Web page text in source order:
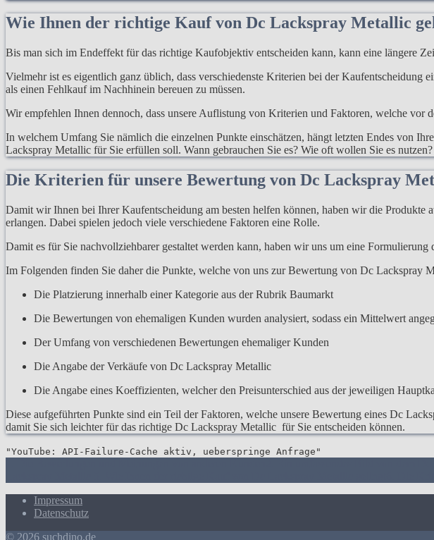
Wie Ihnen der richtige Kauf von Dc Lackspray Metallic
Bis man sich im Endeffekt für das richtige Kaufobjektiv entscheiden kann, kann eine längere
Vielmehr ist es eigentlich ganz üblich, dass verschiedenste Kriterien bei der Kaufentscheidung
als einen Fehlkauf im Nachhinein bereuen zu müssen.
Wir empfehlen Ihnen dennoch, dass unsere Auflistung von Kriterien und Faktoren, welche
In welchem Umfang Sie nämlich die einzelnen Punkte einschätzen, hängt letzten Endes von
Lackspray Metallic für Sie erfüllen soll. Wann gebrauchen Sie es? Wie oft wollen Sie es
Die Kriterien für unsere Bewertung von Dc Lackspray
Damit wir Ihnen bei Ihrer Kaufentscheidung am besten helfen können, haben wir die
erlangen. Dabei spielen jedoch viele verschiedene Faktoren eine Rolle.
Damit es für Sie nachvollziehbarer gestaltet werden kann, haben wir uns um eine
Im Folgenden finden Sie daher die Punkte, welche von uns zur Bewertung von Dc Lackspray
Die Platzierung innerhalb einer Kategorie aus der Rubrik Baumarkt
Die Bewertungen von ehemaligen Kunden wurden analysiert, sodass ein Mittelwert
Der Umfang von verschiedenen Bewertungen ehemaliger Kunden
Die Angabe der Verkäufe von Dc Lackspray Metallic
Die Angabe eines Koeffizienten, welcher den Preisunterschied aus der jeweiligen
Diese aufgeführten Punkte sind ein Teil der Faktoren, welche unsere Bewertung eines Dc
damit Sie sich leichter für das richtige Dc Lackspray Metallic für Sie entscheiden können.
"YouTube: API-Failure-Cache aktiv, ueberspringe Anfrage"
Impressum
Datenschutz
© 2026 suchdino.de